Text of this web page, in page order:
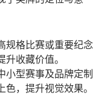
规格比赛或重要纪念
收藏价值。
小型赛事及品牌定制
，提升视觉效果。